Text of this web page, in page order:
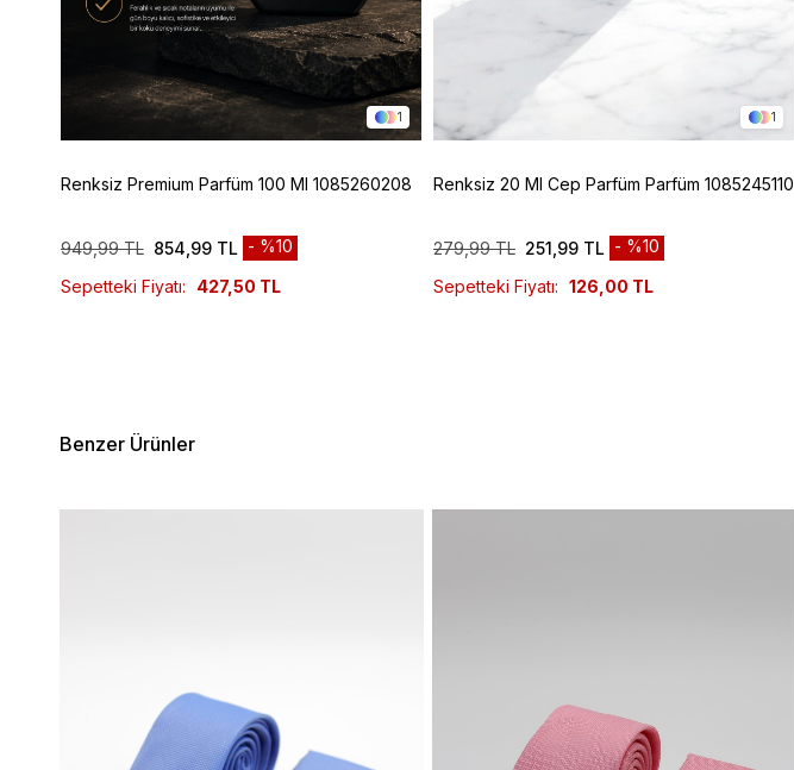
1
Renksiz Premium Parfüm 100 Ml 1085260208
949,99 TL 854,99 TL
%10
Sepetteki Fiyatı:
427,50 TL
1
Renksiz 20 Ml Cep Parfüm Parfüm 1085245110
279,99 TL 251,99 TL
%10
Sepetteki Fiyatı: 126,00 TL
Benzer Ürünler